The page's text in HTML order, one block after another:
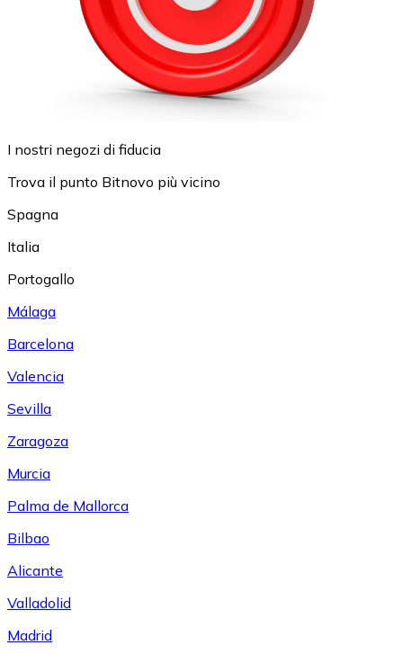
I nostri negozi di fiducia
Trova il punto Bitnovo più vicino
Spagna
Italia
Portogallo
Málaga
Barcelona
Valencia
Sevilla
Zaragoza
Murcia
Palma de Mallorca
Bilbao
Alicante
Valladolid
Madrid